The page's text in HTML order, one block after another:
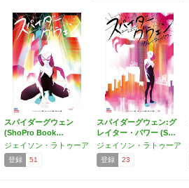
スパイダーグウェン
(ShoPro Book…
ジェイソン・ラトゥーア
登録 51
スパイダーグウェン:グ
レイター・パワー (S…
ジェイソン・ラトゥーア
登録 23